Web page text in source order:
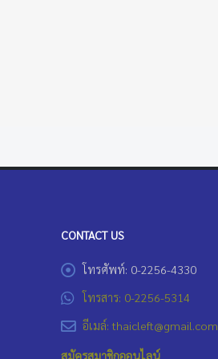
CONTACT US
โทรศัพท์: 0-2256-4330
โทรสาร: 0-2256-5314
อีเมล์: thaicleft@gmail.com
สมัครสมาชิกออนไลน์